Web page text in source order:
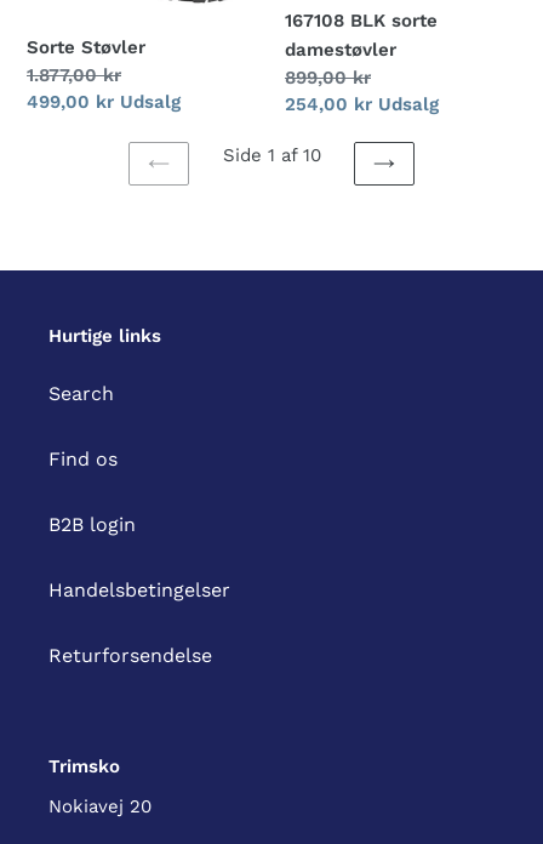
Sorte Støvler
Normalpris
1.877,00 kr
Udsalgspris
499,00 kr Udsalg
167108 BLK sorte
damestøvler
Normalpris
899,00 kr
Udsalgspris
254,00 kr Udsalg
FORRIGE
Side 1 af 10
NÆSTE
Hurtige links
Search
Find os
B2B login
Handelsbetingelser
Returforsendelse
Trimsko
Nokiavej 20